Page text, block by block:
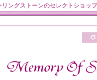
ングストーンのセレクトショッ